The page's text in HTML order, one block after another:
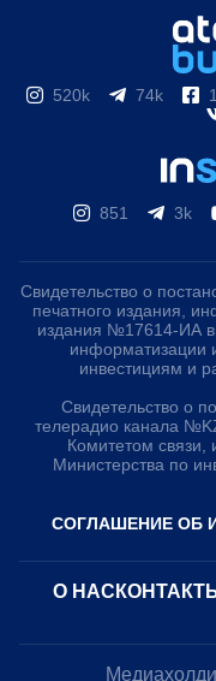
520k 74k
851 3k
Свидетельство о
печатного издания,
издания №17614-ИА
информатизации
инвестициям и
Свидетельство о
телерадио канала
Комитетом
Министерства по
СОГЛАШЕНИЕ ОБ
О НАС